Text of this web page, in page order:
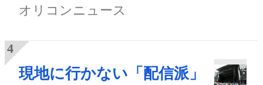
オリコンニュース
現地に行かない「配信派」